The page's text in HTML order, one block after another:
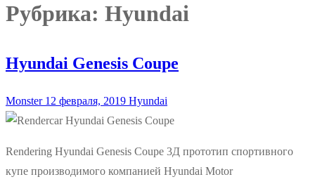
Рубрика: Hyundai
Hyundai Genesis Coupe
Monster 12 февраля, 2019 Hyundai
Rendering Hyundai Genesis Coupe 3Д прототип спортивного
купе производимого компанией Hyundai Motor